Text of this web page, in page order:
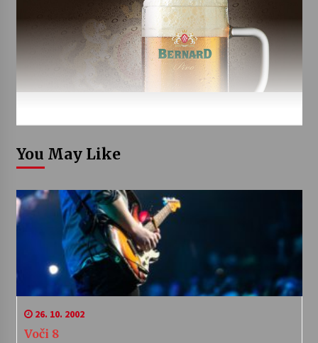
You May Like
26. 10. 2002
Voči 8